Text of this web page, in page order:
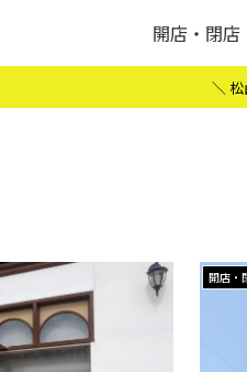
開店・閉店
＼
開店・